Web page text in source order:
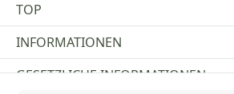
TOP
INFORMATIONEN
GESETZLICHE INFORMATIONEN